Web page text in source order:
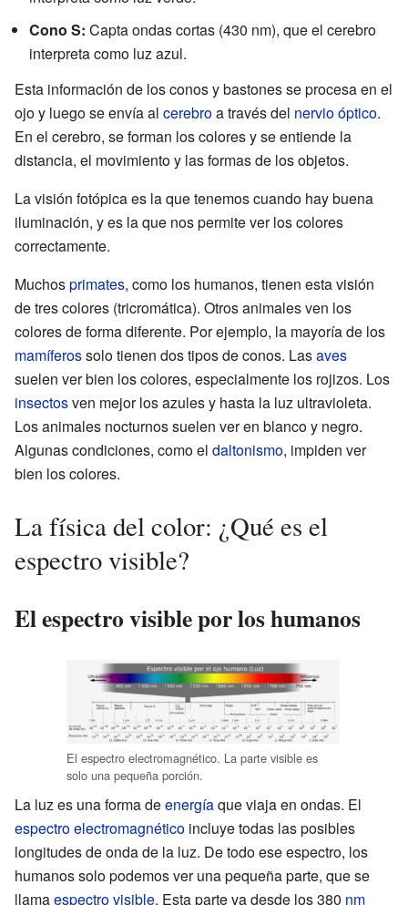
Cono S: Capta ondas cortas (430 nm), que el cerebro
interpreta como luz azul.
Esta información de los conos y bastones se procesa en el
ojo y luego se envía al cerebroa través del nervio óptico.
En el cerebro, se forman los colores y se entiende la
distancia, el movimiento y las formas de los objetos.
La visión fotópica es la que tenemos cuando hay buena
iluminación, y es la que nos permite ver los colores
correctamente.
Muchosprimates, como los humanos, tienen esta visión
de tres colores (tricromática). Otros animales ven los
colores de forma diferente. Por ejemplo, la mayoría de los
mamíferossolo tienen dos tipos de conos. Lasaves
suelen ver bien los colores, especialmente los rojizos. Los
insectosven mejor los azules y hasta la luz ultravioleta.
Los animales nocturnos suelen ver en blanco y negro.
Algunas condiciones, como el daltonismo, impiden ver
bien los colores.
La física del color: ¿Qué es el
espectro visible?
El espectro visible por los humanos
El espectro electromagnético. La parte visible es
solo una pequeña porción.
La luz es una forma deenergíaque viaja en ondas. El
espectro electromagnético incluye todas las posibles
longitudes de onda de la luz. De todo ese espectro, los
humanos solo podemos ver una pequeña parte, que se
llamaespectro visible. Esta parte va desde los 380 nm